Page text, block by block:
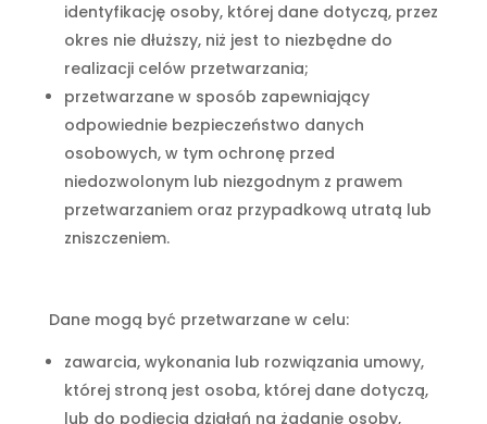
identyfikację osoby, której dane dotyczą, przez
okres nie dłuższy, niż jest to niezbędne do
realizacji celów przetwarzania;
przetwarzane w sposób zapewniający
odpowiednie bezpieczeństwo danych
osobowych, w tym ochronę przed
niedozwolonym lub niezgodnym z prawem
przetwarzaniem oraz przypadkową utratą lub
zniszczeniem.
Dane mogą być przetwarzane w celu:
zawarcia, wykonania lub rozwiązania umowy,
której stroną jest osoba, której dane dotyczą,
lub do podjęcia działań na żądanie osoby,